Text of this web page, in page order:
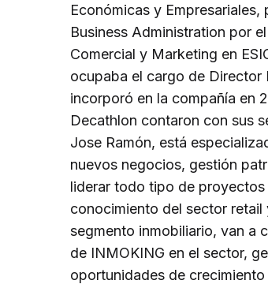
Económicas y
Business Administration por
Comercial y Marketing en
ocupaba el cargo de Director
incorporó en la compañía en
Decathlon contaron con sus
Jose Ramón, está
nuevos negocios, gestión
liderar todo tipo de
conocimiento del sector
segmento inmobiliario, van a
de INMOKING en el sector,
oportunidades de